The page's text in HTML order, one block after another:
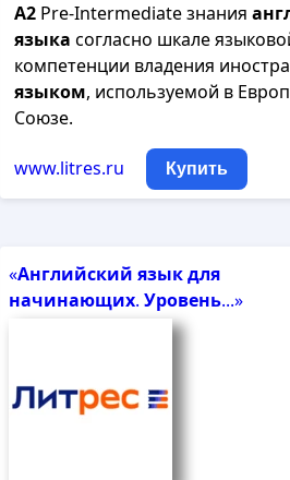
А2 Pre-Intermediate знания
языка согласно шкале
компетенции владения
языком, используемой в
Союзе.
www.litres.ru Купить
«Английский языкдля
начинающих. Уровень...»